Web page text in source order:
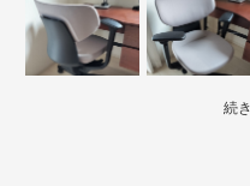
続